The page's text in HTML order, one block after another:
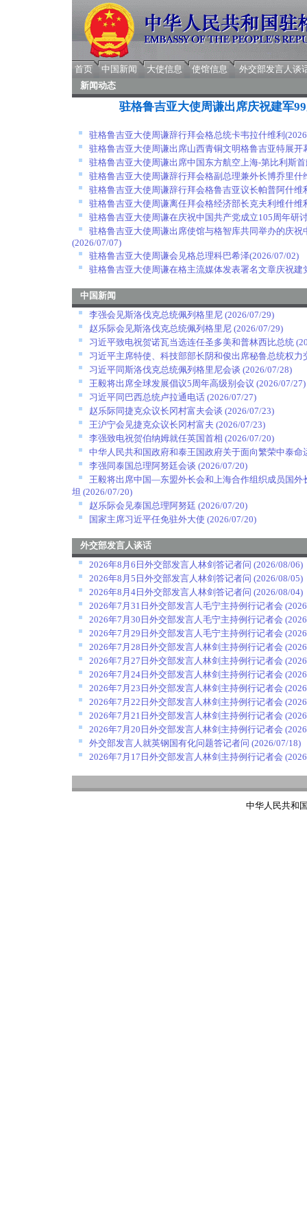
首页 中国新闻 大使信息 使馆信息
外交部发言人谈
新闻动态
驻格鲁吉亚大使周谦出席庆祝建军
驻格鲁吉亚大使周谦辞行拜会格总统卡韦拉什维利
驻格鲁吉亚大使周谦出席山西青铜文明格鲁吉亚特展开
驻格鲁吉亚大使周谦出席中国东方航空上海-第比利斯
驻格鲁吉亚大使周谦辞行拜会格副总理兼外长博乔里什
驻格鲁吉亚大使周谦辞行拜会格鲁吉亚议长帕普阿什维
驻格鲁吉亚大使周谦离任拜会格经济部长克夫利维什维
驻格鲁吉亚大使周谦在庆祝中国共产党成立105周年研
驻格鲁吉亚大使周谦出席使馆与格智库共同举办的庆
(2026/07/07)
驻格鲁吉亚大使周谦会见格总理科巴希泽(2026/07/02)
驻格鲁吉亚大使周谦在格主流媒体发表署名文章庆祝建
中国新闻
李强会见斯洛伐克总统佩列格里尼 (2026/07/29)
赵乐际会见斯洛伐克总统佩列格里尼 (2026/07/29)
习近平致电祝贺诺瓦当选连任圣多美和普林西比总统
习近平主席特使、科技部部长阴和俊出席秘鲁总统权力
习近平同斯洛伐克总统佩列格里尼会谈 (2026/07/28)
王毅将出席全球发展倡议5周年高级别会议 (2026/07/27)
习近平同巴西总统卢拉通电话 (2026/07/27)
赵乐际同捷克众议长冈村富夫会谈 (2026/07/23)
王沪宁会见捷克众议长冈村富夫 (2026/07/23)
李强致电祝贺伯纳姆就任英国首相 (2026/07/20)
中华人民共和国政府和泰王国政府关于面向繁荣中泰命
李强同泰国总理阿努廷会谈 (2026/07/20)
王毅将出席中国—东盟外长会和上海合作组织成员国外
坦 (2026/07/20)
赵乐际会见泰国总理阿努廷 (2026/07/20)
国家主席习近平任免驻外大使 (2026/07/20)
外交部发言人谈话
2026年8月6日外交部发言人林剑答记者问 (2026/08/06)
2026年8月5日外交部发言人林剑答记者问 (2026/08/05)
2026年8月4日外交部发言人林剑答记者问 (2026/08/04)
2026年7月31日外交部发言人毛宁主持例行记者会
2026年7月30日外交部发言人毛宁主持例行记者会
2026年7月29日外交部发言人毛宁主持例行记者会
2026年7月28日外交部发言人林剑主持例行记者会
2026年7月27日外交部发言人林剑主持例行记者会
2026年7月24日外交部发言人林剑主持例行记者会
2026年7月23日外交部发言人林剑主持例行记者会
2026年7月22日外交部发言人林剑主持例行记者会
2026年7月21日外交部发言人林剑主持例行记者会
2026年7月20日外交部发言人林剑主持例行记者会
外交部发言人就英钢国有化问题答记者问 (2026/07/18)
2026年7月17日外交部发言人林剑主持例行记者会
中华人民共和